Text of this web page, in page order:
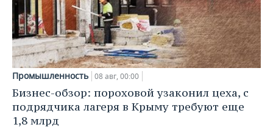
Промышленность 08 авг, 00:00
Бизнес-обзор: пороховой узаконил цеха, с
подрядчика лагеря в Крыму требуют еще
1,8 млрд